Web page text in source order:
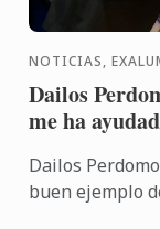
NOTICIAS,
Dailos
me ha
Dailos
buen ejemplo